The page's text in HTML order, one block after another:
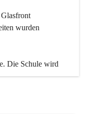
wurden
Die Schule wird